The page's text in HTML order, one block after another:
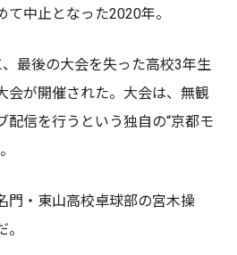
中止となった2020年。
最後の大会を失った高校3年生
会が開催された。大会は、無観
配信を行うという独自の“京都モ
門・東山高校卓球部の宮木操